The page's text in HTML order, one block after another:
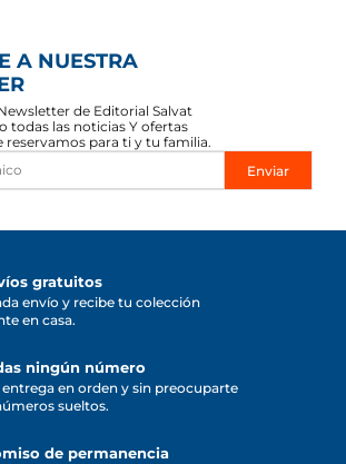
A NUESTRA
de Editorial Salvat
todas las noticias Y ofertas
reservamos para ti y tu familia.
Enviar
gratuitos
envío y recibe tu colección
en casa.
ningún número
entrega en orden y sin preocuparte
sueltos.
de permanencia